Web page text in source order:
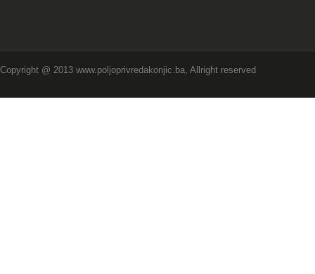
Copyright @ 2013 www.poljoprivredakonjic.ba, Allright reserved